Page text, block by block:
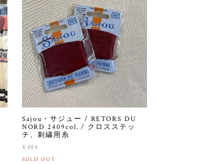
Sajou・サジュー / RETORS DU
NORD 2409col. / クロスステッ
チ、刺繍用糸
¥484
SOLD OUT